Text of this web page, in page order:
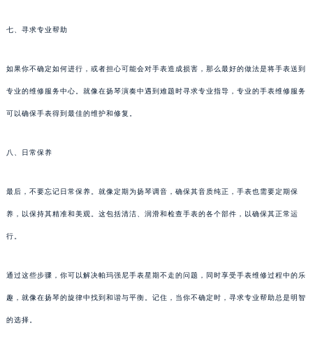
七、寻求专业帮助
如果你不确定如何进行，或者担心可能会对手表造成损害，那么最好的做法是将手表送到
专业的维修服务中心。就像在扬琴演奏中遇到难题时寻求专业指导，专业的手表维修服务
可以确保手表得到最佳的维护和修复。
八、日常保养
最后，不要忘记日常保养。就像定期为扬琴调音，确保其音质纯正，手表也需要定期保
养，以保持其精准和美观。这包括清洁、润滑和检查手表的各个部件，以确保其正常运
行。
通过这些步骤，你可以解决帕玛强尼手表星期不走的问题，同时享受手表维修过程中的乐
趣，就像在扬琴的旋律中找到和谐与平衡。记住，当你不确定时，寻求专业帮助总是明智
的选择。